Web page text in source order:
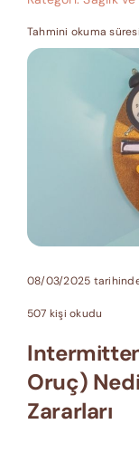
Tahmini okuma
08/03/2025 tarihinde
507 kişi okudu
Oruç)
Zararları